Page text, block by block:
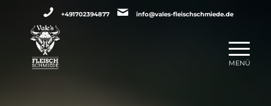
+491702394877 info@vales-fleischschmiede.de